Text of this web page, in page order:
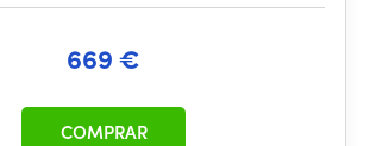
669 €
COMPRAR